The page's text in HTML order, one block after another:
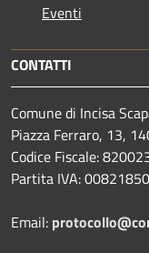
Eventi
CONTATTI
Comune di Incisa
Piazza Ferraro, 13,
Codice Fiscale:
Partita IVA:
Email: